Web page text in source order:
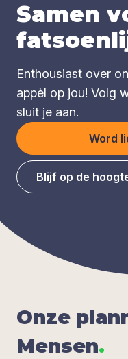
Samen
Enthousiast over
appèl op jou! Volg
sluit je aan.
Word
Blijf op de
Onze
Men­sen.